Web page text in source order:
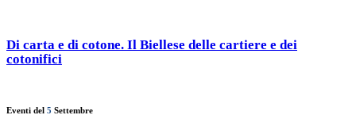
Di carta e di cotone. Il Biellese delle cartiere e dei
cotonifici
Eventi del 5 Settembre